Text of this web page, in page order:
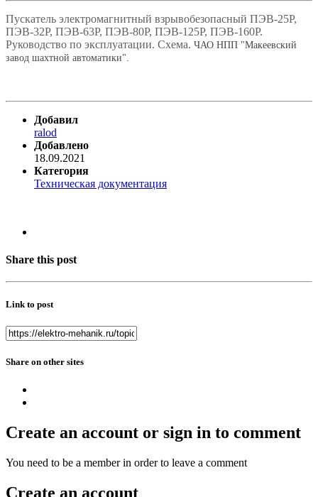
Пускатель электромагнитный взрывобезопасный ПЭВ-25Р,
ПЭВ-32Р, ПЭВ-63Р, ПЭВ-80Р, ПЭВ-125Р, ПЭВ-160Р.
Руководство по эксплуатации. Схема. ЧАО НПП "Макеевский
завод шахтной автоматики".
Добавил
ralod
Добавлено
18.09.2021
Категория
Техническая документация
Share this post
Link to post
Share on other sites
Create an account or sign in to comment
You need to be a member in order to leave a comment
Create an account